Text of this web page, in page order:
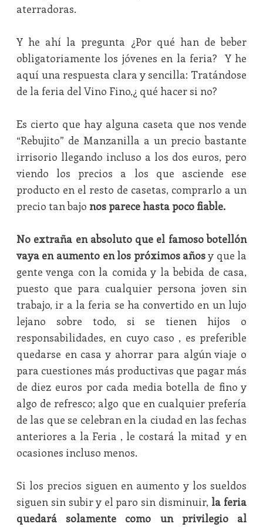
aterradoras.
Y he ahí la pregunta ¿Por qué han de beber
obligatoriamente los jóvenes en la feria? Y he
aquí una respuesta clara y sencilla: Tratándose
de la feria del Vino Fino,¿ qué hacer si no?
Es cierto que hay alguna caseta que nos vende
“Rebujito” de Manzanilla a un precio bastante
irrisorio llegando incluso a los dos euros, pero
viendo los precios a los que asciende ese
producto en el resto de casetas, comprarlo a un
precio tan bajo nos parece hasta poco fiable.
No extraña en absoluto que el famoso botellón
vaya en aumento en los próximos añosy que la
gente venga con la comida y la bebida de casa,
puesto que para cualquier persona joven sin
trabajo, ir a la feria se ha convertido en un lujo
lejano sobre todo, si se tienen hijos o
responsabilidades, en cuyo caso , es preferible
quedarse en casa y ahorrar para algún viaje o
para cuestiones más productivas que pagar más
de diez euros por cada media botella de fino y
algo de refresco; algo que en cualquier prefería
de las que se celebran en la ciudad en las fechas
anteriores a la Feria , le costará la mitad y en
ocasiones incluso menos.
Si los precios siguen en aumento y los sueldos
siguen sin subir y el paro sin disminuir, la feria
quedará solamente como un privilegio al